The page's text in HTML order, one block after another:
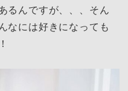
るんですが、、、そん
なには好きになっても